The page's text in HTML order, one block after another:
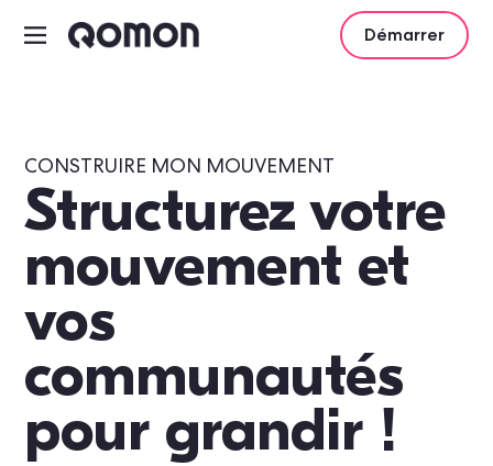
Démarrer
CONSTRUIRE MON MOUVEMENT
Structurez votre
mouvement et
vos
communautés
pour grandir !